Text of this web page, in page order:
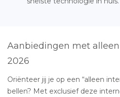
Aanbiedingen met
2026
Oriënteer jij je op een “alleen
bellen? Met exclusief deze